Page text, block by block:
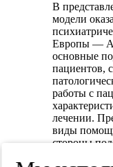
В
модели
Европы —
основные
пациентов,
работы с
лечении.
виды
стороны